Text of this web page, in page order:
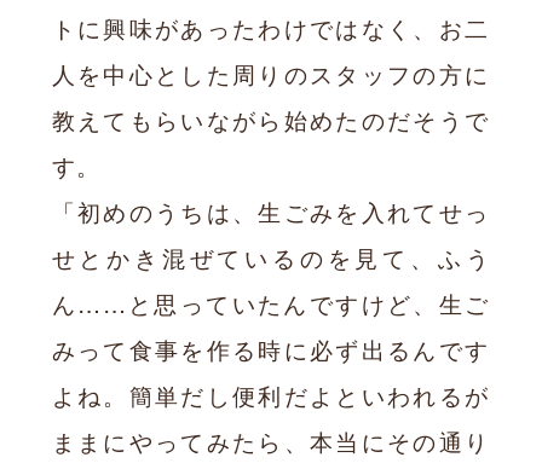
トに興味があったわけではなく、お二
人を中心とした周りのスタッフの方に
教えてもらいながら始めたのだそうで
す。
「初めのうちは、生ごみを入れてせっ
せとかき混ぜているのを見て、ふう
ん……と思っていたんですけど、生ご
みって食事を作る時に必ず出るんです
よね。簡単だし便利だよといわれるが
ままにやってみたら、本当にその通り